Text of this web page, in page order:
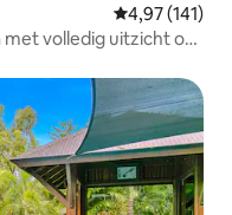
Gemiddelde
4,97 (141)
met volledig uitzicht op